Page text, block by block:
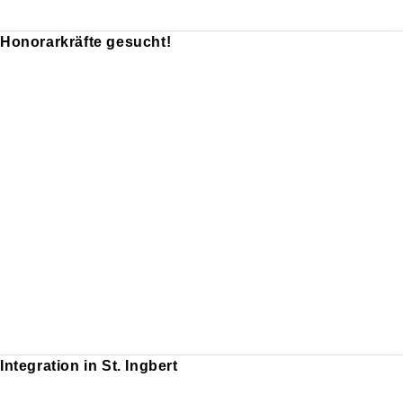
Honorarkräfte gesucht!
Integration in St. Ingbert